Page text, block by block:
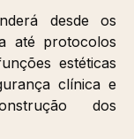
desde os
até protocolos
estéticas
clínica e
dos